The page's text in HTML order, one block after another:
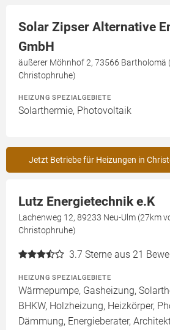
Solar Zipser Alternative
GmbH
äußerer Möhnhof 2, 73566 Bartholomä
Christophruhe)
HEIZUNG SPEZIALGEBIETE
Solarthermie, Photovoltaik
Jetzt Betriebe für Heizungen in
Lutz Energietechnik e.K
Lachenweg 12, 89233 Neu-Ulm (27km
Christophruhe)
3.7 Sterne aus 21
HEIZUNG SPEZIALGEBIETE
Wärmepumpe, Gasheizung,
BHKW, Holzheizung, Heizkörper,
Dämmung, Energieberater,